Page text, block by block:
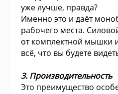
питания
и
уже лучше, правда?
Именно это и даёт
рабочего места.
от комплектной мышки
всё, что вы будете
3. Производительность
Это преимущество